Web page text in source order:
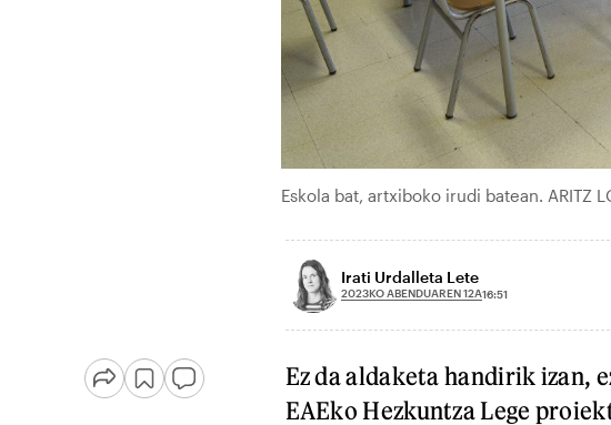
Eskola bat, artxiboko irudi batean. ARITZ
Irati Urdalleta Lete
2023KO ABENDUAREN 12A16:51
Ez da aldaketa handirik izan,
EAEko Hezkuntza Lege